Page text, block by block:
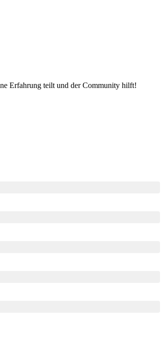
Erfahrung teilt und der Community hilft!